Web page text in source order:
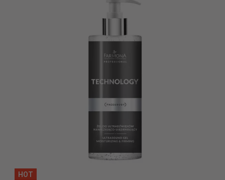
HOT